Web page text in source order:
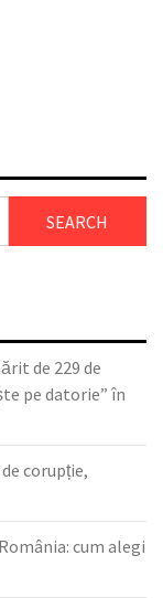
SEARCH
de 229 de
pe datorie” în
corupție,
cum alegi